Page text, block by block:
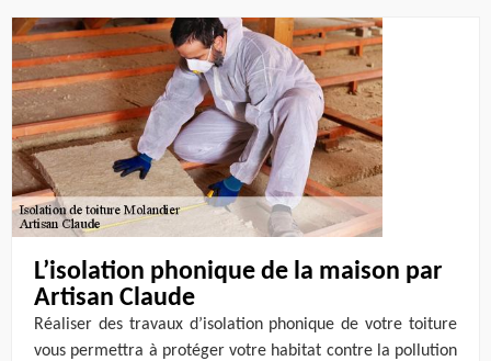
L’isolation phonique de la maison par
Artisan Claude
Réaliser des travaux d’isolation phonique de votre toiture
vous permettra à protéger votre habitat contre la pollution